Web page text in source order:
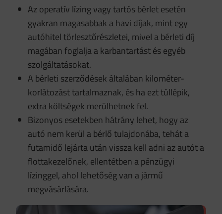
Az operatív lízing vagy tartós bérlet esetén
gyakran magasabbak a havi díjak, mint egy
autóhitel törlesztőrészletei, mivel a bérleti díj
magában foglalja a karbantartást és egyéb
szolgáltatásokat.
A bérleti szerződések általában kilométer-
korlátozást tartalmaznak, és ha ezt túllépik,
extra költségek merülhetnek fel.
Bizonyos esetekben hátrány lehet, hogy az
autó nem kerül a bérlő tulajdonába, tehát a
futamidő lejárta után vissza kell adni az autót a
flottakezelőnek, ellentétben a pénzügyi
lízinggel, ahol lehetőség van a jármű
megvásárlására.